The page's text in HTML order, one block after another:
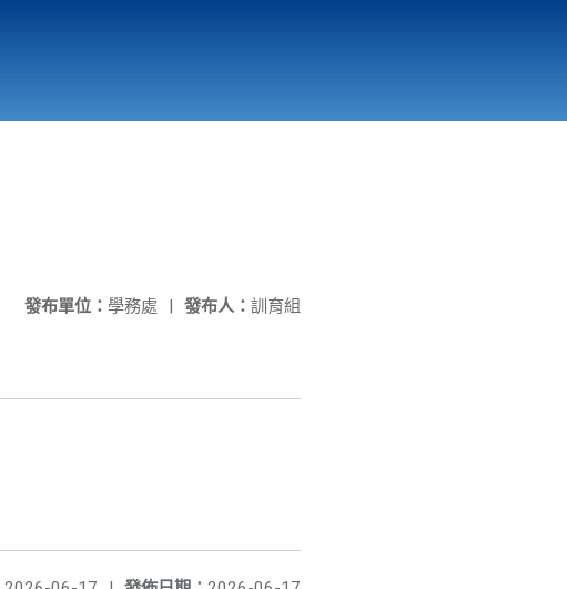
發布人： 訓育組
發布單位： 學務處 |